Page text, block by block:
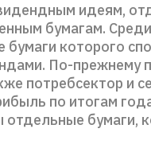
идеям,
бумагам.
которого
По-прежнему
потребсектор и
по итогам
отдельные бумаги,